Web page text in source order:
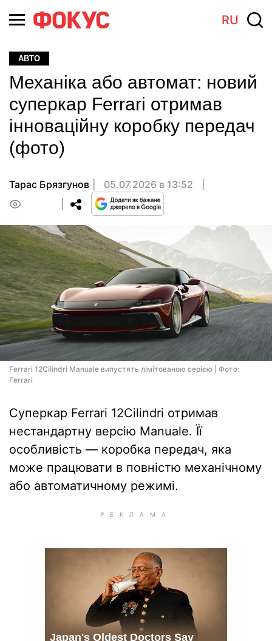
RU
АВТО
Механіка або автомат: новий
суперкар Ferrari отримав
інноваційну коробку передач
(фото)
Тарас Брязгунов
05.07.2026 в 13:52
Ferrari 12Cilindri Manuale випустять лімітованою серією | Фото:
Ferrari
Суперкар Ferrari 12Cilindri отримав
нестандартну версію Manuale. Її
особливість — коробка передач, яка
може працювати в повністю механічному
або автоматичному режимі.